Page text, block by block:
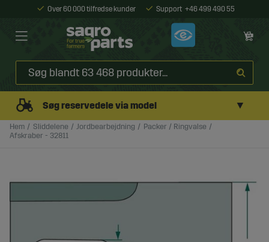
Over 60 000 tilfredse kunder Support +46 499 490 55
Søg reservedele via model ▼
Hem Sliddelene Jordbearbejdning
Packer / Ringvalse
Afskraber - 32811